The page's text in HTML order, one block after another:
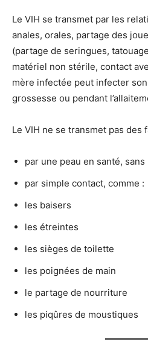
Le VIH se transmet par les
anales, orales, partage des
(partage de seringues,
matériel non stérile, contact
mère infectée peut infecter
grossesse ou pendant
Le VIH ne se transmet pas des
par une peau en santé,
par simple contact, comme :
les baisers
les étreintes
les sièges de toilette
les poignées de main
le partage de nourriture
les piqûres de moustiques